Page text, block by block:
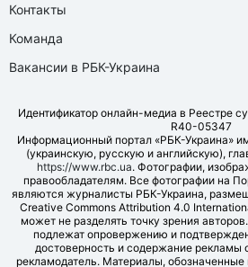
Контакты
Команда
Вакансии в РБК-Украина
Идентификатор онлайн-медиа в Реестре
R40-05347
Информационный портал «РБК-Украина»
(украинскую, русскую и английскую),
https://www.rbc.ua. Фотографии,
правообладателям. Все фотографии на
являются журналисты РБК-Украина,
Creative Commons Attribution 4.0
может не разделять точку зрения
подлежат опровержению и
достоверность и содержание рекламы
рекламодатель. Материалы,